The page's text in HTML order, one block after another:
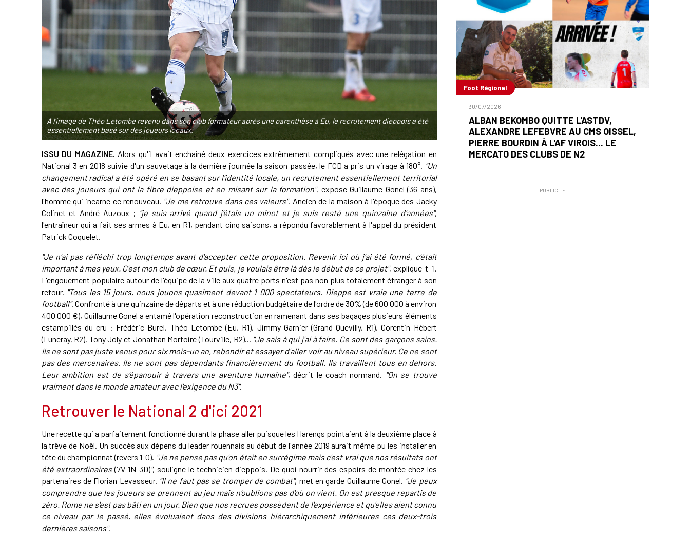
A l'image de Théo Letombe revenu dans son club formateur après une parenthèse à Eu, le recrutement dieppois a été
essentiellement basé sur des joueurs locaux.
ISSU DU MAGAZINE. Alors qu'il avait enchaîné deux exercices extrêmement compliqués avec une relégation en
National 3 en 2018 suivie d'un sauvetage à la dernière journée la saison passée, le FCD a pris un virage à 180°. "Un
changement radical a été opéré en se basant sur l'identité locale, un recrutement essentiellement territorial
avec des joueurs qui ont la fibre dieppoise et en misant sur la formation", expose Guillaume Gonel (36 ans),
l'homme qui incarne ce renouveau. "Je me retrouve dans ces valeurs". Ancien de la maison à l'époque des Jacky
Colinet et André Auzoux ; "je suis arrivé quand j'étais un minot et je suis resté une quinzaine d'années",
l'entraîneur qui a fait ses armes à Eu, en R1, pendant cinq saisons, a répondu favorablement à l'appel du président
Patrick Coquelet.
"Je n'ai pas réfléchi trop longtemps avant d'accepter cette proposition. Revenir ici où j'ai été formé, c'était
important à mes yeux. C'est mon club de cœur. Et puis, je voulais être là dès le début de ce projet", explique-t-il.
L'engouement populaire autour de l'équipe de la ville aux quatre ports n'est pas non plus totalement étranger à son
retour. "Tous les 15 jours, nous jouons quasiment devant 1 000 spectateurs. Dieppe est vraie une terre de
football". Confronté à une quinzaine de départs et à une réduction budgétaire de l'ordre de 30% (de 600 000 à environ
400 000 €), Guillaume Gonel a entamé l'opération reconstruction en ramenant dans ses bagages plusieurs éléments
estampillés du cru : Frédéric Burel, Théo Letombe (Eu, R1), Jimmy Garnier (Grand-Quevilly, R1), Corentin Hébert
(Luneray, R2), Tony Joly et Jonathan Mortoire (Tourville, R2)... "Je sais à qui j'ai à faire. Ce sont des garçons sains.
Ils ne sont pas juste venus pour six mois-un an, rebondir et essayer d'aller voir au niveau supérieur. Ce ne sont
pas des mercenaires. Ils ne sont pas dépendants financièrement du football. Ils travaillent tous en dehors.
Leur ambition est de s'épanouir à travers une aventure humaine", décrit le coach normand. "On se trouve
vraiment dans le monde amateur avec l'exigence du N3".
Retrouver le National 2 d'ici 2021
Une recette qui a parfaitement fonctionné durant la phase aller puisque les Harengs pointaient à la deuxième place à
la trêve de Noël. Un succès aux dépens du leader rouennais au début de l'année 2019 aurait même pu les installer en
tête du championnat (revers 1-0). "Je ne pense pas qu'on était en surrégime mais c'est vrai que nos résultats ont
été extraordinaires(7V-1N-3D)", souligne le technicien dieppois. De quoi nourrir des espoirs de montée chez les
partenaires de Florian Levasseur. "Il ne faut pas se tromper de combat", met en garde Guillaume Gonel. "Je peux
comprendre que les joueurs se prennent au jeu mais n'oublions pas d'où on vient. On est presque repartis de
zéro. Rome ne s'est pas bâti en un jour. Bien que nos recrues possèdent de l'expérience et qu'elles aient connu
ce niveau par le passé, elles évoluaient dans des divisions hiérarchiquement inférieures ces deux-trois
dernières saisons".
Foot Régional
30/07/2026
ALBAN BEKOMBO QUITTE L'ASTDV,
ALEXANDRE LEFEBVRE AU CMS OISSEL,
PIERRE BOURDIN À L'AF VIROIS... LE
MERCATO DES CLUBS DE N2
PUBLICITÉ